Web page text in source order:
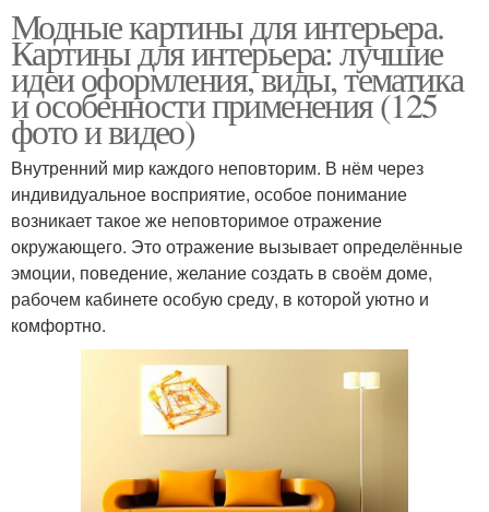
Модные картины для интерьера.
Картины для интерьера: лучшие
идеи оформления, виды, тематика
и особенности применения (125
фото и видео)
Внутренний мир каждого неповторим. В нём через
индивидуальное восприятие, особое понимание
возникает такое же неповторимое отражение
окружающего. Это отражение вызывает определённые
эмоции, поведение, желание создать в своём доме,
рабочем кабинете особую среду, в которой уютно и
комфортно.